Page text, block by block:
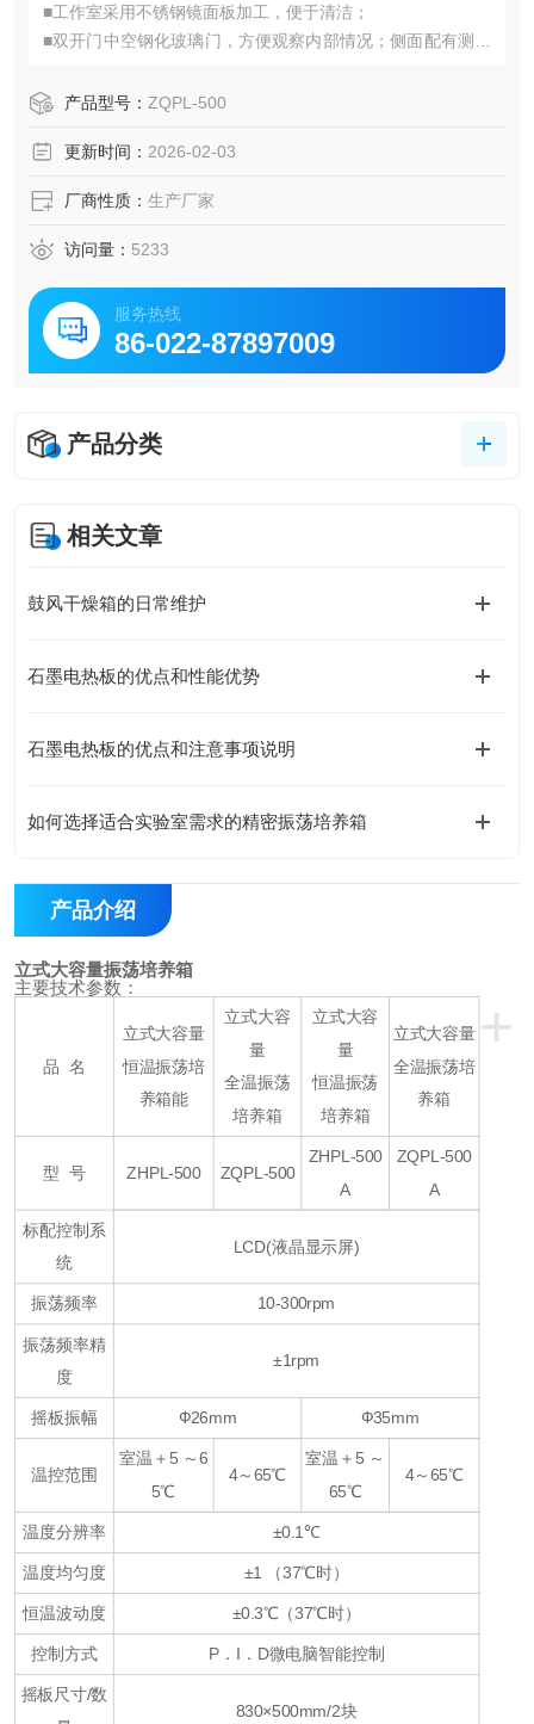
■工作室采用不锈钢镜面板加工，便于清洁；
■双开门中空钢化玻璃门，方便观察内部情况；侧面配有测试
■配有照明灯和紫外灭菌灯，便于观察和灭菌
机不会因自身过热自保关闭，从而达到的控温效果；
匀；
■采用高压
产品型号： ZQPL-500
更新时间： 2026-02-03
厂商性质： 生产厂家
访问量： 5233
服务热线
86-022-87897009
产品分类
相关文章
鼓风干燥箱的日常维护
石墨电热板的优点和性能优势
石墨电热板的优点和注意事项说明
如何选择适合实验室需求的精密振荡培养箱
产品介绍
立式大容量振荡培养箱
主要技术参数：
+
品 名
立式大容量
恒温振荡培
养箱能
立式大容
量
全温振荡
培养箱
立式大容
量
恒温振荡
培养箱
立式大容量
全温振荡培
养箱
型 号 ZHPL-500 ZQPL-500
ZHPL-500
A
ZQPL-500
A
标配控制系
统
LCD(液晶显示屏)
振荡频率 10-300rpm
振荡频率精
度
±1rpm
摇板振幅 Ф26mm Ф35mm
温控范围
室温＋5 ～6
5℃
4～65℃
室温＋5 ～
65℃
4～65℃
温度分辨率 ±0.1℃
温度均匀度 ±1 （37℃时）
恒温波动度 ±0.3℃（37℃时）
控制方式 P．I．D微电脑智能控制
摇板尺寸/数
830×500mm/2块